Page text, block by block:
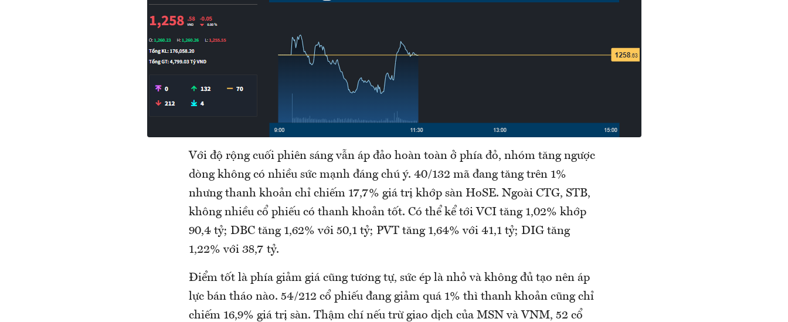
Với độ rộng cuối phiên sáng vẫn áp đảo hoàn toàn ở phía đỏ, nhóm tăng ngược
dòng không có nhiều sức mạnh đáng chú ý. 40/132 mã đang tăng trên 1%
nhưng thanh khoản chỉ chiếm 17,7% giá trị khớp sàn HoSE. Ngoài CTG, STB,
không nhiều cổ phiếu có thanh khoản tốt. Có thể kể tới VCI tăng 1,02% khớp
90,4 tỷ; DBC tăng 1,62% với 50,1 tỷ; PVT tăng 1,64% với 41,1 tỷ; DIG tăng
1,22% với 38,7 tỷ.
Điểm tốt là phía giảm giá cũng tương tự, sức ép là nhỏ và không đủ tạo nên áp
lực bán tháo nào. 54/212 cổ phiếu đang giảm quá 1% thì thanh khoản cũng chỉ
chiếm 16,9% giá trị sàn. Thậm chí nếu trừ giao dịch của MSN và VNM, 52 cổ